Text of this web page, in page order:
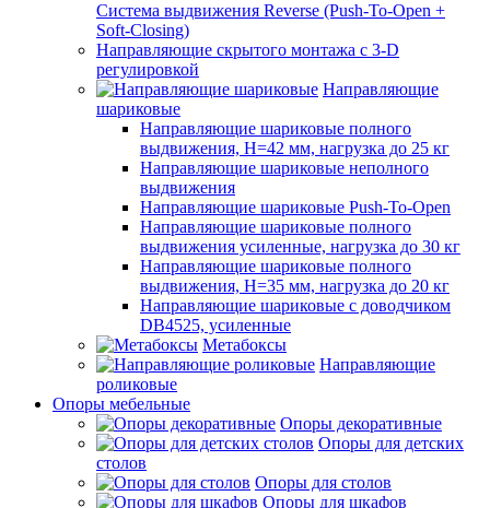
Система выдвижения Reverse (Push-To-Open +
Soft-Closing)
Направляющие скрытого монтажа с 3-D
регулировкой
Направляющие
шариковые
Направляющие шариковые полного
выдвижения, H=42 мм, нагрузка до 25 кг
Направляющие шариковые неполного
выдвижения
Направляющие шариковые Push-To-Open
Направляющие шариковые полного
выдвижения усиленные, нагрузка до 30 кг
Направляющие шариковые полного
выдвижения, H=35 мм, нагрузка до 20 кг
Направляющие шариковые с доводчиком
DB4525, усиленные
Метабоксы
Направляющие
роликовые
Опоры мебельные
Опоры декоративные
Опоры для детских
столов
Опоры для столов
Опоры для шкафов